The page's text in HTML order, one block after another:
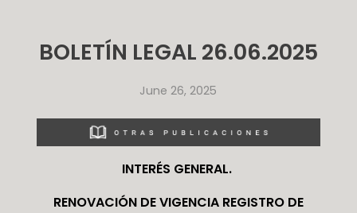
BOLETÍN LEGAL 26.06.2025
June 26, 2025
INTERÉS GENERAL.
RENOVACIÓN DE VIGENCIA REGISTRO DE